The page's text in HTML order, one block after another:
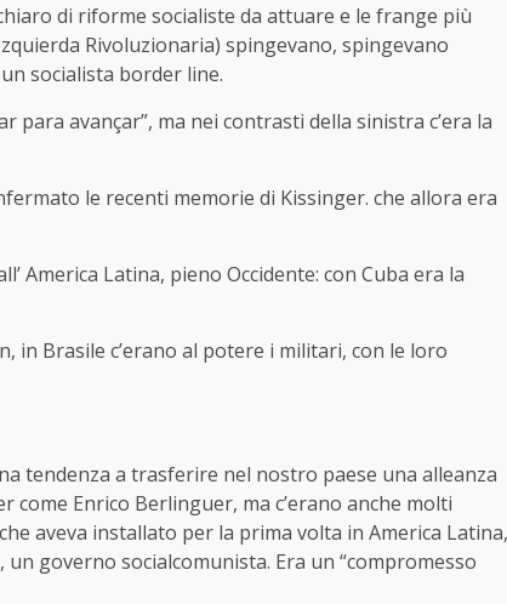
di riforme socialiste da attuare e le frange più
Rivoluzionaria) spingevano, spingevano
socialista border line.
avançar”, ma nei contrasti della sinistra c’era la
le recenti memorie di Kissinger. che allora era
America Latina, pieno Occidente: con Cuba era la
Brasile c’erano al potere i militari, con le loro
tendenza a trasferire nel nostro paese una alleanza
Enrico Berlinguer, ma c’erano anche molti
aveva installato per la prima volta in America Latina,
governo socialcomunista. Era un “compromesso